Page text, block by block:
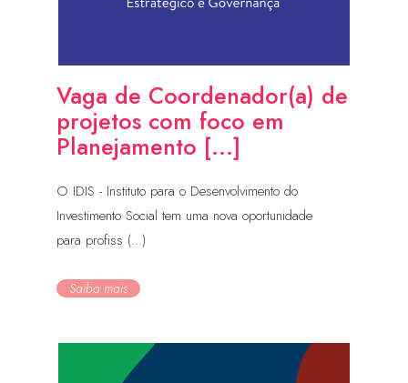
Vaga de Coordenador(a) de
projetos com foco em
Planejamento [...]
O IDIS - Instituto para o Desenvolvimento do
Investimento Social tem uma nova oportunidade
para profiss (...)
Saiba mais